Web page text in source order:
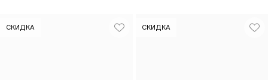
СКИДКА СКИДКА